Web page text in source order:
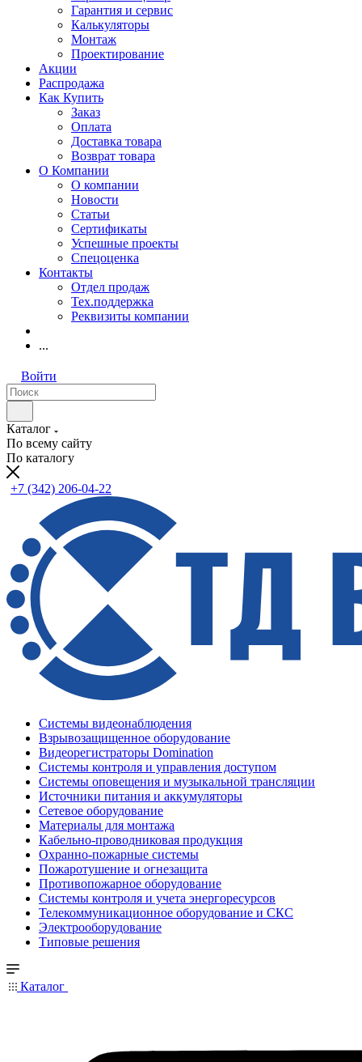
Гарантия и сервис
Калькуляторы
Монтаж
Проектирование
Акции
Распродажа
Как Купить
Заказ
Оплата
Доставка товара
Возврат товара
О Компании
О компании
Новости
Статьи
Сертификаты
Успешные проекты
Спецоценка
Контакты
Отдел продаж
Тех.поддержка
Реквизиты компании
...
Войти
Каталог
По всему сайту
По каталогу
+7 (342) 206-04-22
Системы видеонаблюдения
Взрывозащищенное оборудование
Видеорегистраторы Domination
Системы контроля и управления доступом
Системы оповещения и музыкальной трансляции
Источники питания и аккумуляторы
Сетевое оборудование
Материалы для монтажа
Кабельно-проводниковая продукция
Охранно-пожарные системы
Пожаротушение и огнезащита
Противопожарное оборудование
Системы контроля и учета энергоресурсов
Телекоммуникационное оборудование и СКС
Электрооборудование
Типовые решения
Каталог